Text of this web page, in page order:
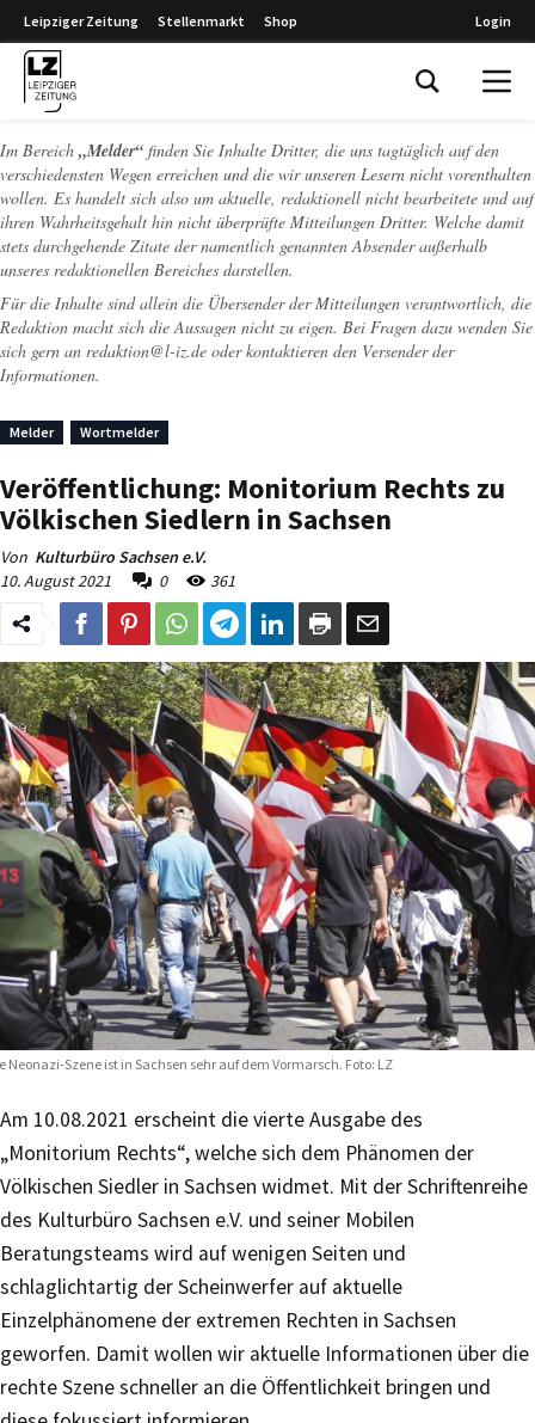
Leipziger Zeitung Stellenmarkt Shop Login
Im Bereich „Melder“ finden Sie Inhalte Dritter, die uns tagtäglich auf den
verschiedensten Wegen erreichen und die wir unseren Lesern nicht vorenthalten
wollen. Es handelt sich also um aktuelle, redaktionell nicht bearbeitete und auf
ihren Wahrheitsgehalt hin nicht überprüfte Mitteilungen Dritter. Welche damit
stets durchgehende Zitate der namentlich genannten Absender außerhalb
unseres redaktionellen Bereiches darstellen.
Für die Inhalte sind allein die Übersender der Mitteilungen verantwortlich, die
Redaktion macht sich die Aussagen nicht zu eigen. Bei Fragen dazu wenden Sie
sich gern an redaktion@l-iz.de oder kontaktieren den Versender der
Informationen.
Melder Wortmelder
Veröffentlichung: Monitorium Rechts zu
Völkischen Siedlern in Sachsen
Von Kulturbüro Sachsen e.V.
10. August 2021
0 361
Neonazi-Szene ist in Sachsen sehr auf dem Vormarsch. Foto: LZ
Am 10.08.2021 erscheint die vierte Ausgabe des
„Monitorium Rechts“, welche sich dem Phänomen der
Völkischen Siedler in Sachsen widmet. Mit der Schriftenreihe
des Kulturbüro Sachsen e.V. und seiner Mobilen
Beratungsteams wird auf wenigen Seiten und
schlaglichtartig der Scheinwerfer auf aktuelle
Einzelphänomene der extremen Rechten in Sachsen
geworfen. Damit wollen wir aktuelle Informationen über die
rechte Szene schneller an die Öffentlichkeit bringen und